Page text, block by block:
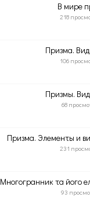
В мире
218
Призма.
106
Призмы.
68
Призма. Элементы и
231
Многогранник та його
93